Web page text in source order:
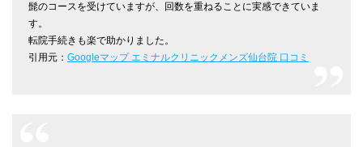
髭のコースを受けていますが、回数を重ねることに実感できていま
す。
転院手続きも楽で助かりました。
引用元： Googleマップ エミナルクリニックメンズ仙台院 口コミ